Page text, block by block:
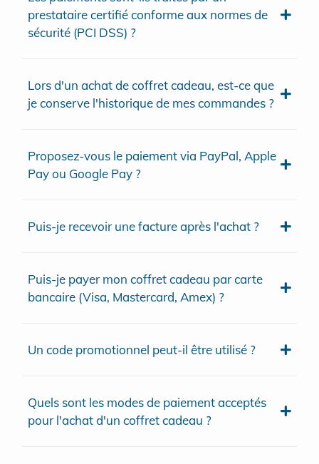
prestataire certifié conforme aux normes de
sécurité (PCI DSS) ?
Lors d'un achat de coffret cadeau, est-ce que
je conserve l'historique de mes commandes ?
Proposez-vous le paiement via PayPal, Apple
Pay ou Google Pay ?
Puis-je recevoir une facture après l'achat ?
Puis-je payer mon coffret cadeau par carte
bancaire (Visa, Mastercard, Amex) ?
Un code promotionnel peut-il être utilisé ?
Quels sont les modes de paiement acceptés
pour l'achat d'un coffret cadeau ?